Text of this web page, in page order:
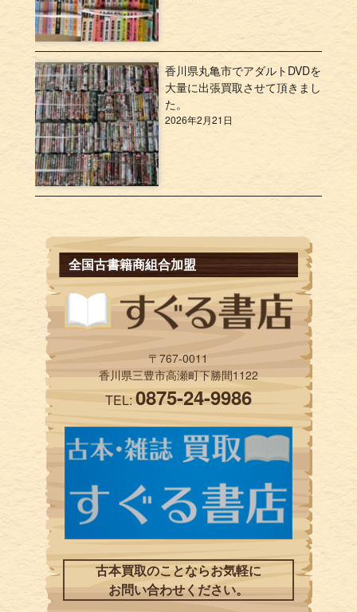
香川県丸亀市でアダルトDVDを
大量に出張買取させて頂きまし
た。
2026年2月21日
全国古書籍商組合加盟
〒767-0011
香川県三豊市高瀬町下勝間1122
TEL:0875-24-9986
古本買取のことならお気軽に
お問い合わせください。